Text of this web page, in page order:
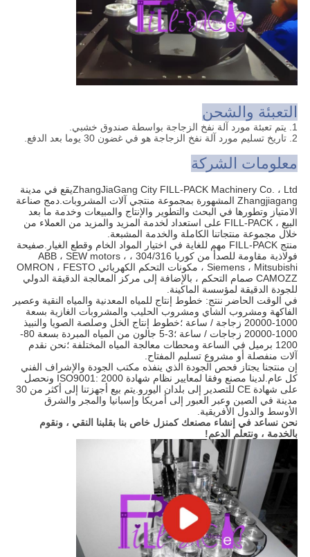
التعبئة والشحن
1. يتم تعبئة مورد آلة نفخ الزجاجة بواسطة صندوق خشبي.
2. تاريخ تسليم مورد آلة نفخ الزجاجة هو في غضون 30 يوما بعد الدفع.
معلومات الشركة
ZhangJiaGang City FILL-PACK Machinery Co. ، Ltdيقع في مدينة
Zhangjiagang المشهورة بمجموعة منتجي آلات المشروبات.دمج صناعة
الامتياز وتطورها في البحث والتطوير والإنتاج والمبيعات وخدمة ما بعد
البيع ، FILL-PACK على استعداد لخدمة المزيد والمزيد من العملاء من
خلال مجموعة منتجاتنا الكاملة والخدمة المشبعة.
منتج FILL-PACK مهم للغاية في اختيار المواد الخام وقطع الغيار.صفيحة
فولاذية مقاومة للصدأ من كوريا 304/316 ، ABB ، SEW motors ،
Siemens ، Mitsubishi ، مكونات التحكم الكهربائي OMRON ، FESTO
CAMOZZ صمام التحكم ، بالإضافة إلى مركز المعالجة الدقيقة الدولي
للجودة الدقيقة لمؤسسة الماكينة.
في الوقت الحاضر ننتج: خطوط إنتاج للمياه المعدنية والمياه النقية وعصير
الفاكهة ومشروب الشاي ومشروب الحليب والمشروبات الغازية بسعة
1000-20000 زجاجة / ساعة ؛خطوط إنتاج الخل وصلصة الصويا والنبيذ
1000-20000 زجاجات / ساعة ؛3-5 جالون من المياه المبردة بسعة 80-
1200 برميل في الساعة ومحطات معالجة المياه المختلفة ؛نحن نقدم
آلات منفصلة أو مشروع تسليم المفتاح.
إن منتجنا يجتاز فحص الجودة الذي ينفذه مكتب الجودة والإشراف الفني
كل عام.لدينا مصنع وفقا لمعايير نظام شهادة ISO9001: 2000 ونحصل
على شهادة CE للتصدير إلى بلدان اليورو.يتم بيع أجهزتنا إلى أكثر من 30
مدينة في الصين وعبر العبور إلى أمريكا وإسبانيا والمجر والشرق
الأوسط والدول الأفريقية.
نحن نساعد في إنشاء مصنعك كمنزل خاص بنا بقلبنا النقي ، ونقوم
بالخدمة ، ونتعلم الدعم!